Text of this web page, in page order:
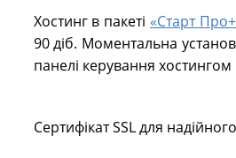
Хостинг в пакеті «Старт
90 діб. Моментальна
панелі керування хостингом
Сертифікат SSL для